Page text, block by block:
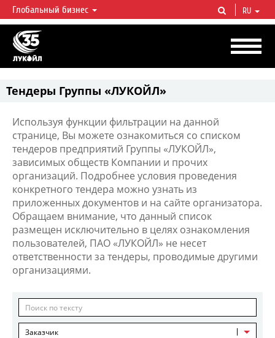
ЛУКОЙЛ СЕГОДНЯ
ЛУКОЙЛ — одна из крупнейших вертикально интегрированных
нефтегазовых компаний в мире, на долю которой приходится более 2%
мировой добычи нефти и около 1% доказанных запасов углеводородов.
Глобальный бизнес RU
Тендеры Группы «ЛУКОЙЛ»
Используя функции фильтрации на данной
странице, Вы можете ознакомиться со списком
тендеров предприятий Группы «ЛУКОЙЛ»,
зависимых обществ Компании и прочих
организаций. Подробнее условия проведения
конкретного тендера можно узнать из
приложенных документов и на сайте организатора.
Обращаем внимание, что данный список
размещен исключительно в целях ознакомления
пользователей, ПАО «ЛУКОЙЛ» не несет
ответственности за тендеры, проводимые другими
организациями.
Заказчик